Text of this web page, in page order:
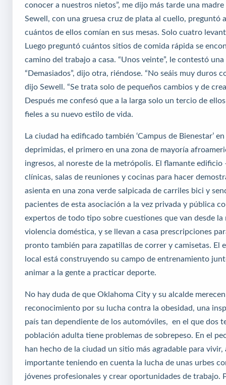
conocer a nuestros nietos”, me dijo más tarde una madre
Sewell, con una gruesa cruz de plata al cuello, preguntó
cuántos de ellos comían en sus mesas. Solo cuatro
Luego preguntó cuántos sitios de comida rápida se
camino del trabajo a casa. “Unos veinte”, le contestó una
“Demasiados”, dijo otra, riéndose. “No seáis muy duros
dijo Sewell. “Se trata solo de pequeños cambios y de
Después me confesó que a la larga solo un tercio de
fieles a su nuevo estilo de vida.
La ciudad ha edificado también ‘Campus de Bienestar’
deprimidas, el primero en una zona de mayoría
ingresos, al noreste de la metrópolis. El flamante edificio
clínicas, salas de reuniones y cocinas para hacer
asienta en una zona verde salpicada de carriles bici y
pacientes de esta asociación a la vez privada y pública
expertos de todo tipo sobre cuestiones que van desde
violencia doméstica, y se llevan a casa prescripciones
pronto también para zapatillas de correr y camisetas. El
local está construyendo su campo de entrenamiento
animar a la gente a practicar deporte.
No hay duda de que Oklahoma City y su alcalde
reconocimiento por su lucha contra la obesidad, una
país tan dependiente de los automóviles, en el que dos
población adulta tiene problemas de sobrepeso. En el
han hecho de la ciudad un sitio más agradable para vivir,
importante teniendo en cuenta la lucha de unas urbes
jóvenes profesionales y crear oportunidades de trabajo.